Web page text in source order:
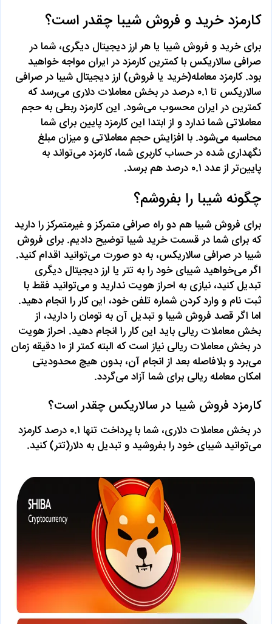
کارمزد خرید و فروش شیبا چقدر است؟
برای خرید و فروش شیبا یا هر ارز دیجیتال دیگری، شما در
صرافی سالاریکس با کمترین کارمزد در ایران مواجه خواهید
بود. کارمزد معامله(خرید یا فروش) ارز دیجیتال شیبا در صرافی
سالاریکس تا ۰.۱ درصد در بخش معاملات دلاری می‌رسد که
کمترین در ایران محسوب می‌شود. این کارمزد ربطی به حجم
معاملاتی شما ندارد و از ابتدا این کارمزد پایین برای شما
محاسبه می‌شود. با افزایش حجم معاملاتی و میزان مبلغ
نگهداری شده در حساب کاربری شما، کارمزد می‌تواند به
پایین‌تر از عدد ۰.۱ درصد هم برسد.
چگونه شیبا را بفروشم؟
برای فروش شیبا هم دو راه صرافی متمرکز و غیرمتمرکز را دارید
که برای شما در قسمت خرید شیبا توضیح دادیم. برای فروش
شیبا در صرافی سالاریکس، به دو صورت می‌توانید اقدام کنید.
اگر می‌خواهید شیبای خود را به تتر یا ارز دیجیتال دیگری
تبدیل کنید، نیازی به احراز هویت ندارید و می‌توانید فقط با
ثبت نام و وارد کردن شماره تلفن خود، این کار را انجام دهید.
اما اگر قصد فروش شیبا و تبدیل آن به تومان را دارید، از
بخش معاملات ریالی باید این کار را انجام دهید. احراز هویت
در بخش معاملات ریالی نیاز است که البته کمتر از ۱۰ دقیقه زمان
می‌برد و بلافاصله بعد از انجام آن، بدون هیچ محدودیتی
امکان معامله ریالی برای شما آزاد می‌گردد.
کارمزد فروش شیبا در سالاریکس چقدر است؟
در بخش معاملات دلاری، شما با پرداخت تنها ۰.۱ درصد کارمزد
می‌توانید شیبای خود را بفروشید و تبدیل به دلار(تتر) کنید.